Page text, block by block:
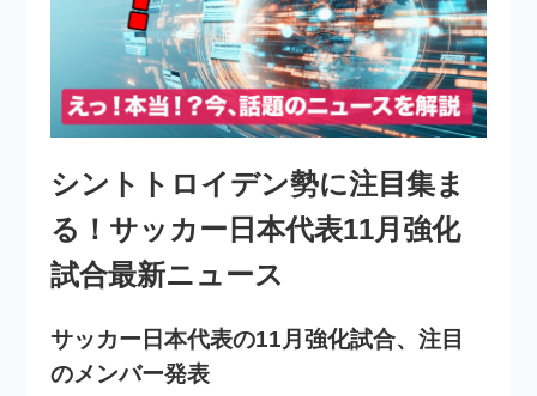
シントトロイデン勢に注目集ま
る！サッカー日本代表11月強化
試合最新ニュース
サッカー日本代表の11月強化試合、注目
のメンバー発表